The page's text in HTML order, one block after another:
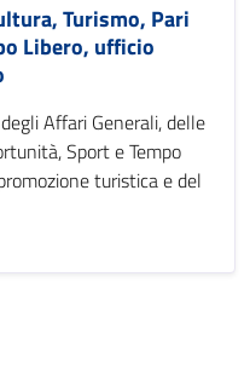
Turismo, Pari
Libero, ufficio
Affari Generali, delle
Sport e Tempo
turistica e del